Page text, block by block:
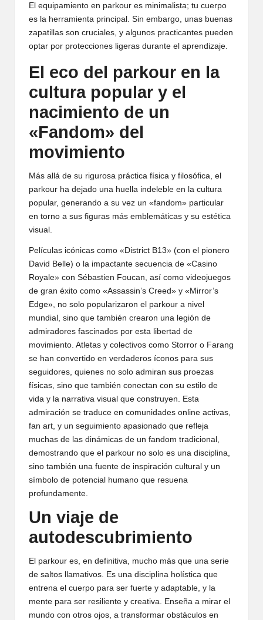
El equipamiento en parkour es minimalista; tu cuerpo
es la herramienta principal. Sin embargo, unas buenas
zapatillas son cruciales, y algunos practicantes pueden
optar por protecciones ligeras durante el aprendizaje.
El eco del parkour en la
cultura popular y el
nacimiento de un
«Fandom» del
movimiento
Más allá de su rigurosa práctica física y filosófica, el
parkour ha dejado una huella indeleble en la cultura
popular, generando a su vez un «fandom» particular
en torno a sus figuras más emblemáticas y su estética
visual.
Películas icónicas como «District B13» (con el pionero
David Belle) o la impactante secuencia de «Casino
Royale» con Sébastien Foucan, así como videojuegos
de gran éxito como «Assassin’s Creed» y «Mirror’s
Edge», no solo popularizaron el parkour a nivel
mundial, sino que también crearon una legión de
admiradores fascinados por esta libertad de
movimiento. Atletas y colectivos como Storror o Farang
se han convertido en verdaderos íconos para sus
seguidores, quienes no solo admiran sus proezas
físicas, sino que también conectan con su estilo de
vida y la narrativa visual que construyen. Esta
admiración se traduce en comunidades online activas,
fan art, y un seguimiento apasionado que refleja
muchas de las dinámicas de un fandom tradicional,
demostrando que el parkour no solo es una disciplina,
sino también una fuente de inspiración cultural y un
símbolo de potencial humano que resuena
profundamente.
Un viaje de
autodescubrimiento
El parkour es, en definitiva, mucho más que una serie
de saltos llamativos. Es una disciplina holística que
entrena el cuerpo para ser fuerte y adaptable, y la
mente para ser resiliente y creativa. Enseña a mirar el
mundo con otros ojos, a transformar obstáculos en